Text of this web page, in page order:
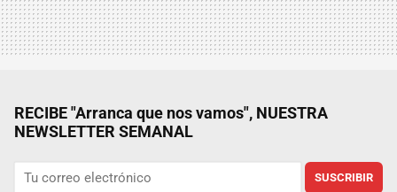
RECIBE "Arranca que nos vamos", NUESTRA
NEWSLETTER SEMANAL
SUSCRIBIR